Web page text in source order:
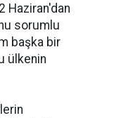
Haziran'dan
sorumlu
başka bir
ülkenin